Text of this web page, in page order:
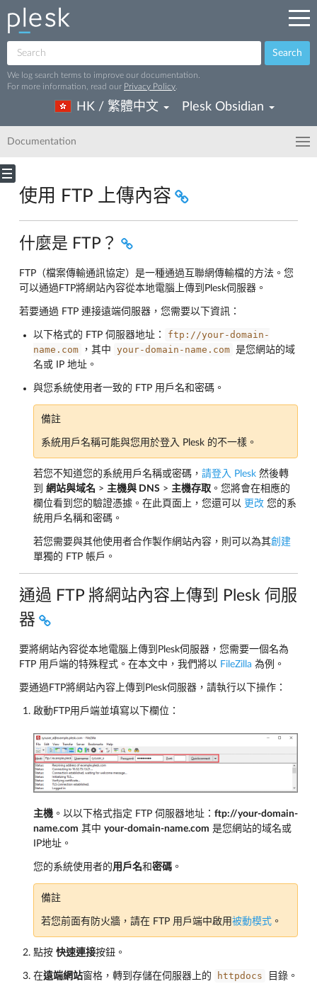
Search
We log search terms to improve our documentation.
For more information, read our Privacy Policy
HK / 繁體中文 Plesk Obsidian
Documentation
使用 FTP 上傳內容
什麼是 FTP？
FTP（檔案傳輸通訊協定）是一種通過互聯網傳輸檔的方法。您
可以通過FTP將網站內容從本地電腦上傳到Plesk伺服器。
若要通過 FTP 連接遠端伺服器，您需要以下資訊：
以下格式的 FTP 伺服器地址：
ftp://your-domain-
name.com
，其中 your-domain-name.com 是您網站的域
名或 IP 地址。
與您系統使用者一致的 FTP 用戶名和密碼。
備註
系統用戶名稱可能與您用於登入 Plesk 的不一樣。
若您不知道您的系統用戶名稱或密碼， 請登入 Plesk 然後轉
到 網站與域名 > 主機與 DNS > 主機存取 。您將會在相應的
欄位看到您的驗證憑據。在此頁面上，您還可以 更改 您的系
統用戶名稱和密碼。
若您需要與其他使用者合作製作網站內容，則可以為其創建
單獨的 FTP 帳戶。
通過 FTP 將網站內容上傳到 Plesk 伺服
器
要將網站內容從本地電腦上傳到Plesk伺服器，您需要一個名為
FTP 用戶端的特殊程式。在本文中，我們將以 FileZilla 為例。
要通過FTP將網站內容上傳到Plesk伺服器，請執行以下操作：
啟動FTP用戶端並填寫以下欄位：
主機 。以以下格式指定 FTP 伺服器地址： ftp://your-domain-
name.com 其中 your-domain-name.com 是您網站的域名或
IP地址。
您的系統使用者的用戶名和密碼 。
備註
若您前面有防火牆，請在 FTP 用戶端中啟用被動模式 。
點按 快速連接按鈕。
在遠端網站窗格，轉到存儲在伺服器上的 httpdocs 目錄。